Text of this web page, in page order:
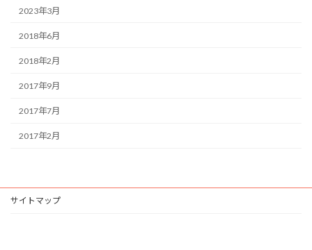
2023年3月
2018年6月
2018年2月
2017年9月
2017年7月
2017年2月
サイトマップ